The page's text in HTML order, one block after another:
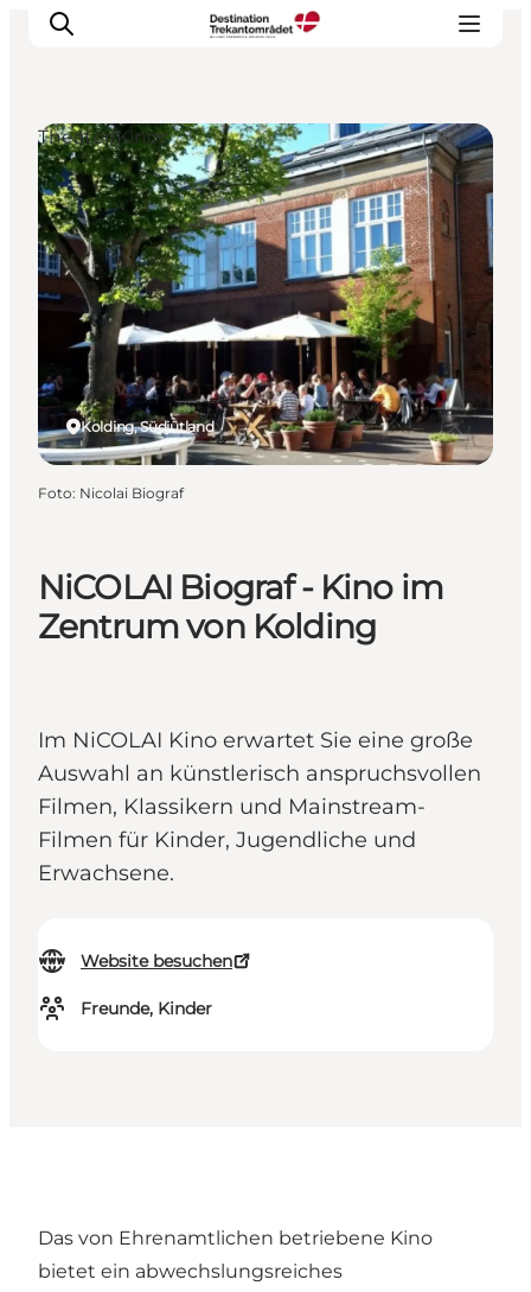
LEGOLAND® Billund Resort
Städte
Erlebnisse
Unterkünfte
Reiseplanung
Tickets
NiCOLAI Biograf - Kino im
Zentrum von Kolding
Im NiCOLAI Kino erwartet Sie eine große
Auswahl an künstlerisch anspruchsvollen
Filmen, Klassikern und Mainstream-
Filmen für Kinder, Jugendliche und
Erwachsene.
Website besuchen
Freunde, Kinder
Kolding, Südjütland
Theater/Kinos
Foto: Nicolai Biograf
Das von Ehrenamtlichen betriebene Kino
bietet ein abwechslungsreiches